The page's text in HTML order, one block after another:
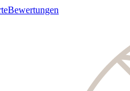
Bewertungen